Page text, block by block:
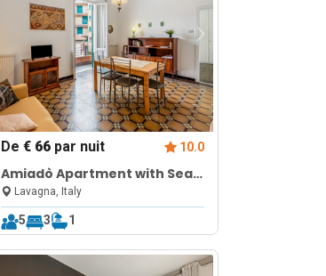
De € 66par nuit 10.0
Amiadò Apartment with Sea
View Balcony
Lavagna, Italy
5 3 1